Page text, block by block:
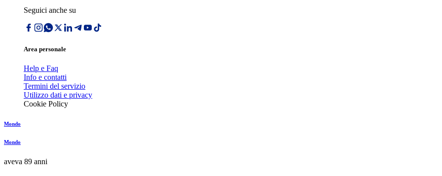
Seguici anche su
Area personale
Help e Faq
Info e contatti
Termini del servizio
Utilizzo dati e privacy
Cookie Policy
Mondo
Mondo
aveva 89 anni